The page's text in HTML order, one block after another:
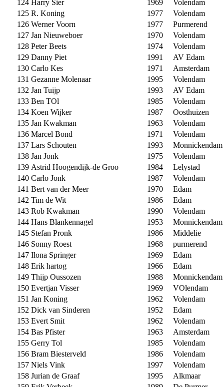
124 Harry Sier 1969
Volendam
125 R. Koning 1977
Volendam
126 Werner Voorn 1977
Purmerend
127 Jan Nieuweboer 1970
Volendam
128 Peter Beets 1974
Volendam
129 Danny Piet 1991
AV Edam
130 Carlo Kes 1971
Amsterdam
131 Gezanne Molenaar 1995
Volendam
132 Jan Tuijp 1993
AV Edam
133 Ben TOl 1985
Volendam
134 Koen Wijker 1987
Oosthuizen
135 Jan Kwakman 1963
Volendam
136 Marcel Bond 1971
Volendam
137 Lars Schouten 1993
Monnickendam
138 Jan Jonk 1975
Volendam
139 Astrid Hoogendijk-de Groo 1984
Lelystad
140 Carlo Jonk 1987
Volendam
141 Bert van der Meer 1970
Edam
142 Tim de Wit 1986
Edam
143 Rob Kwakman 1990
Volendam
144 Hans Blankennagel 1953
Monnickendam
145 Stefan Pronk 1986
Middelie
146 Sonny Roest 1968
purmerend
147 Ilona Springer 1969
Edam
148 Erik hartog 1966
Edam
149 Thijp Oussozen 1988
Monnickendam
150 Evertjan Visser 1969
VOlendam
151 Jan Koning 1962
Volendam
152 Dick van Sinderen 1952
Edam
153 Evert Smit 1962
Volendam
154 Bas Pfister 1963
Amsterdam
155 Gerry Tol 1985
Volendam
156 Bram Biesterveld 1986
Volendam
157 Niels Vink 1997
Volendam
158 Jurian de Graaf 1995
Alkmaar